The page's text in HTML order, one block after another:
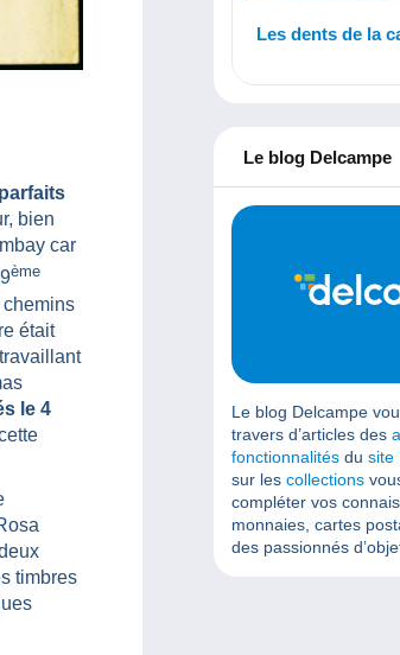
bien
car
ème
était
le 4
timbres
Les dents de la
Le blog Delcampe
Le blog Delcampe
travers d’articles des
fonctionnalités du site
sur les collections
compléter vos
monnaies, cartes
des passionnés